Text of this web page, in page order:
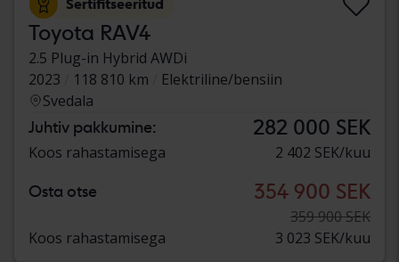
Sertifitseeritud
Toyota RAV4
2.5 Plug-in Hybrid AWDi
2023
118 810 km
Elektriline/bensiin
Svedala
Juhtiv pakkumine: 282 000 SEK
Koos rahastamisega 2 402 SEK/kuu
Osta otse 354 900 SEK
359 900 SEK
Koos rahastamisega
3 023 SEK/kuu